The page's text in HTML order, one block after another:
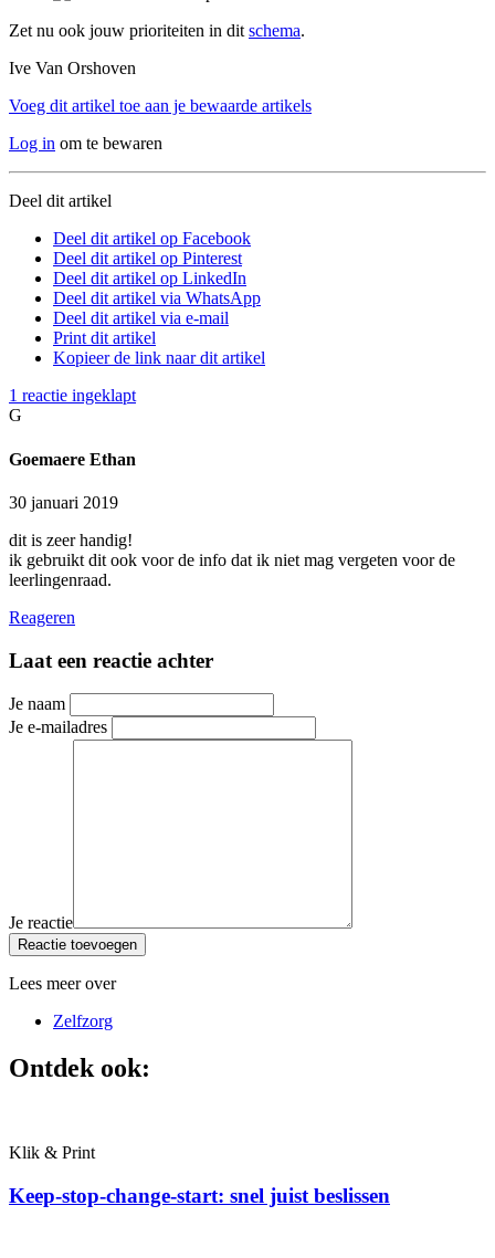
Zet nu ook jouw prioriteiten in dit schema.
Ive Van Orshoven
Voeg dit artikel toe aan je bewaarde artikels
Log in om te bewaren
Deel dit artikel
Deel dit artikel op Facebook
Deel dit artikel op Pinterest
Deel dit artikel op LinkedIn
Deel dit artikel via WhatsApp
Deel dit artikel via e-mail
Print dit artikel
Kopieer de link naar dit artikel
1 reactie ingeklapt
G
Goemaere Ethan
30 januari 2019
dit is zeer handig!
ik gebruikt dit ook voor de info dat ik niet mag vergeten voor de
leerlingenraad.
Reageren
Laat een reactie achter
Je naam
Je e-mailadres
Je reactie
Reactie toevoegen
Lees meer over
Zelfzorg
Ontdek ook:
Klik & Print
Keep-stop-change-start: snel juist beslissen